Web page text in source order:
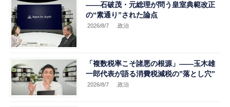
――石破茂・元総理が問う皇室典範改正
の“素通り”された論点
2026/8/7 .政治
「複数税率こそ諸悪の根源」――玉木雄
一郎代表が語る消費税減税の”落とし穴”
2026/8/7 .政治